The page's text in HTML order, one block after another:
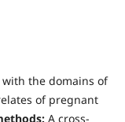
the domains of
of pregnant
s:A cross-